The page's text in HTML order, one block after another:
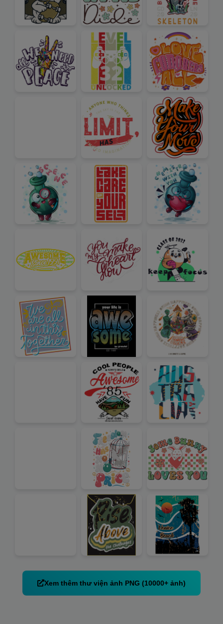
Xem thêm thư viện ảnh PNG (10000+ ảnh)